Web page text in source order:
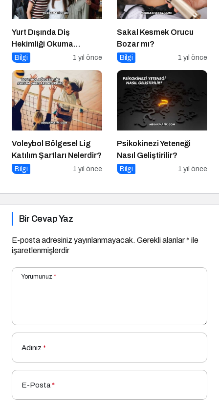
Yurt Dışında Diş
Hekimliği Okuma
Şartları Nelerdir?
Bilgi 1 yıl önce
Sakal Kesmek Orucu
Bozar mı?
Bilgi
Voleybol Bölgesel Lig
Katılım Şartları Nelerdir?
Bilgi 1 yıl önce
Psikokinezi Yeteneği
Nasıl Geliştirilir?
Bilgi
Bir Cevap Yaz
işaretlenmişlerdir
Yorumunuz*